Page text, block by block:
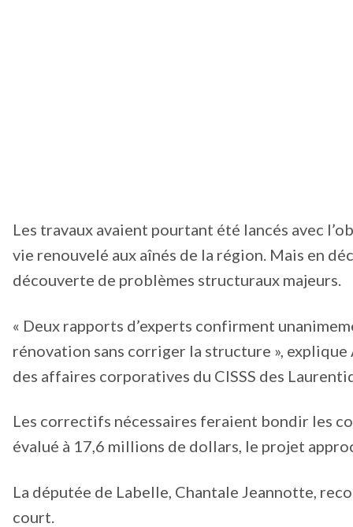
Les travaux avaient pourtant été lancés avec
vie renouvelé aux aînés de la région. Mais en
découverte de problèmes structuraux majeurs.
« Deux rapports d’experts confirment
rénovation sans corriger la structure »,
des affaires corporatives du CISSS des
Les correctifs nécessaires feraient bondir les
évalué à 17,6 millions de dollars, le projet
La députée de Labelle, Chantale Jeannotte,
court.